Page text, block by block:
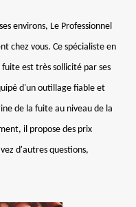
environs, Le Professionnel
chez vous. Ce spécialiste en
est très sollicité par ses
d'un outillage fiable et
de la fuite au niveau de la
il propose des prix
d'autres questions,